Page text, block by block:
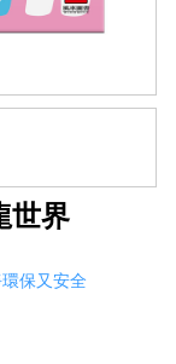
世界
保又安全